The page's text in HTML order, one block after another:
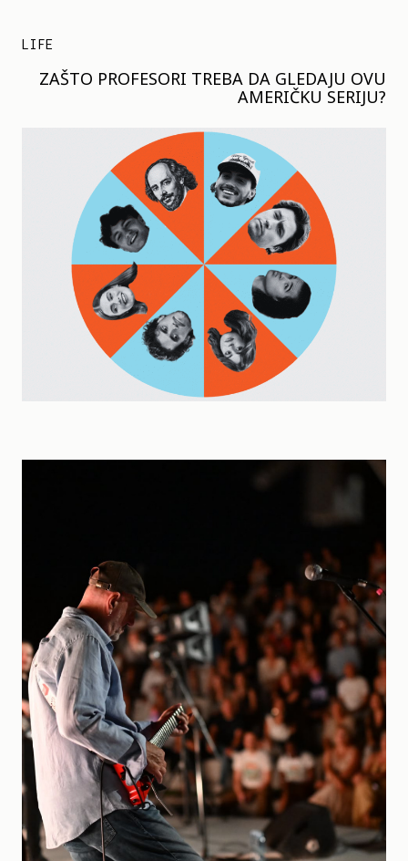
LIFE
ZAŠTO PROFESORI TREBA DA GLEDAJU OVU
AMERIČKU SERIJU?